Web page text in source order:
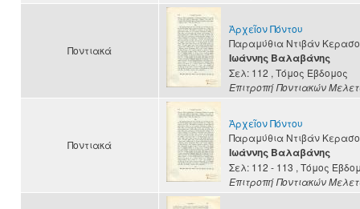
Ποντιακά
Ἀρχεῖον Πόντου
Παραμύθια Ντιβάν
Ιωάννης Βαλαβάνης
Σελ: 112 , Τόμος Έβδομος
Επιτροπή Ποντιακών
Ποντιακά
Ἀρχεῖον Πόντου
Παραμύθια Ντιβάν
Ιωάννης Βαλαβάνης
Σελ: 112 - 113 , Τόμος
Επιτροπή Ποντιακών